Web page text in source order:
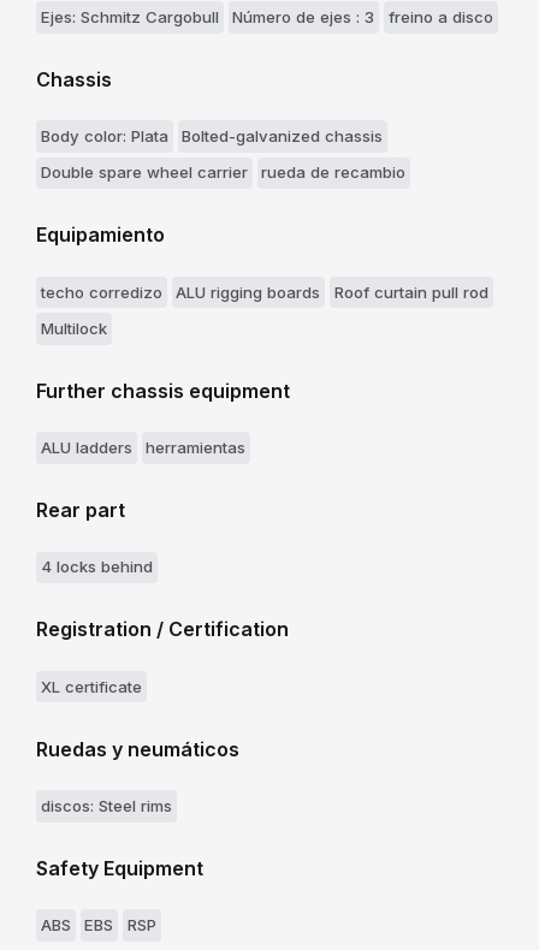
Ejes: Schmitz Cargobull Número de ejes : 3 freino a disco
Chassis
Body color: Plata
Bolted-galvanized chassis
Double spare wheel carrier
rueda de recambio
Equipamiento
techo corredizo ALU rigging boards
Roof curtain pull rod
Multilock
Further chassis equipment
ALU ladders herramientas
Rear part
4 locks behind
Registration / Certification
XL certificate
Ruedas y neumáticos
discos: Steel rims
Safety Equipment
ABS EBS RSP